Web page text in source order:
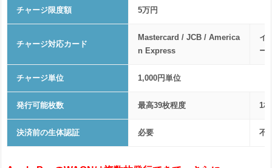
チャージ限度額 5万円
チャージ対応カード
Mastercard / JCB / America
n Express
イ
ー
チャージ単位 1,000円単位
発行可能枚数 最高39枚程度 1枚
決済前の生体認証 必要 不